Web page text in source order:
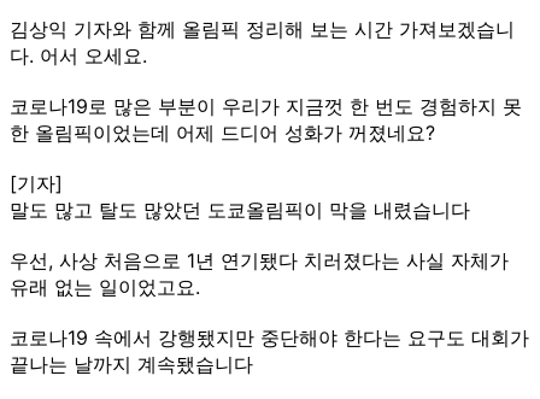
김상익 기자와 함께 올림픽 정리해 보는 시간 가져보겠습니
다. 어서 오세요.
코로나19로 많은 부분이 우리가 지금껏 한 번도 경험하지 못
한 올림픽이었는데 어제 드디어 성화가 꺼졌네요?
[기자]
말도 많고 탈도 많았던 도쿄올림픽이 막을 내렸습니다
우선, 사상 처음으로 1년 연기됐다 치러졌다는 사실 자체가
유래 없는 일이었고요.
코로나19 속에서 강행됐지만 중단해야 한다는 요구도 대회가
끝나는 날까지 계속됐습니다